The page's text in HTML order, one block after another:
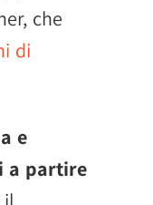
che
di
e
a partire